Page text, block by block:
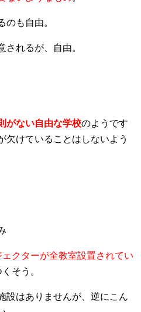
のも自由。
されるが、自由。
がない自由な学校のようです
欠けていることはしないよう
ェクターが全教室設置されてい
そう。
設はありませんが、逆にこん